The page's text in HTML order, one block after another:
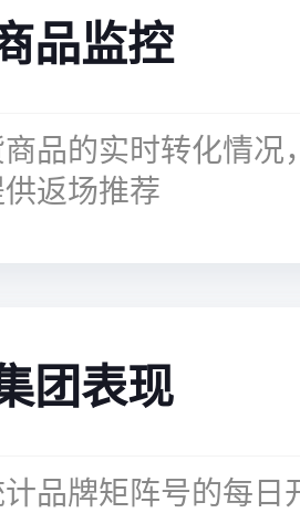
品监控
品的实时转化情况
返场推荐
团表现
品牌矩阵号的每日